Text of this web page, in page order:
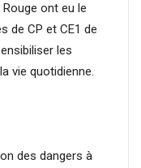
ont eu le
de CP et CE1 de
les
vie quotidienne.
des dangers à